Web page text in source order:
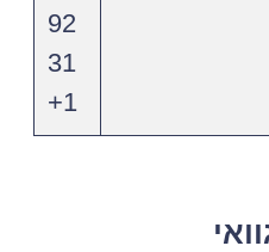
92
31
1+